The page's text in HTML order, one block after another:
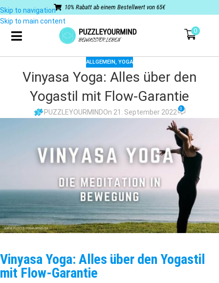
Skip to navigation
Skip to main content
10% Rabatt ab einem Bestellwert von 65€
0
ALLGEMEIN, YOGA
Vinyasa Yoga: Alles über den
Yogastil mit Flow-Garantie
PUZZLEYOURMINDOn 21. September 2022 0
Vinyasa Yoga: Alles über den Yogastil
mit Flow-Garantie